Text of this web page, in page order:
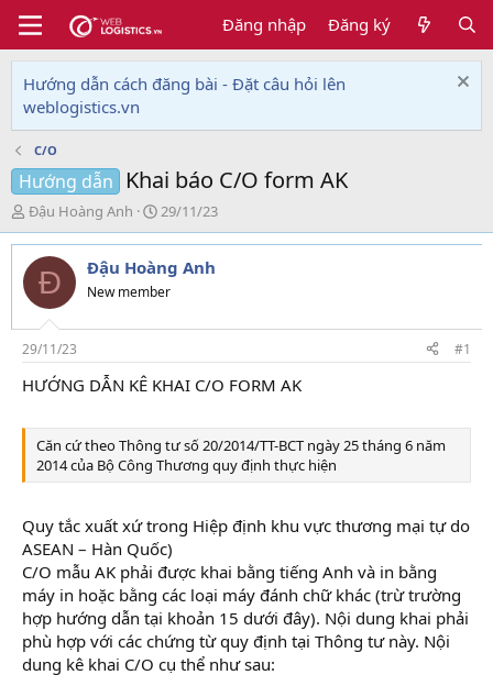
Đăng nhập Đăng ký
Hướng dẫn cách đăng bài - Đặt câu hỏi lên
weblogistics.vn
C/O
Hướng dẫn Khai báo C/O form AK
T
h
r
e
d
s
t
a
r
e
Đậu Hoàng Anh
N
g
à
y
g
i
29/11/23
Đ Đậu Hoàng Anh
New member
29/11/23 #1
HƯỚNG DẪN KÊ KHAI C/O FORM AK
Căn cứ theo Thông tư số 20/2014/TT-BCT ngày 25 tháng 6 năm
2014 của Bộ Công Thương quy định thực hiện
Quy tắc xuất xứ trong Hiệp định khu vực thương mại tự do
ASEAN – Hàn Quốc)
C/O mẫu AK phải được khai bằng tiếng Anh và in bằng
máy in hoặc bằng các loại máy đánh chữ khác (trừ trường
hợp hướng dẫn tại khoản 15 dưới đây). Nội dung khai phải
phù hợp với các chứng từ quy định tại Thông tư này. Nội
dung kê khai C/O cụ thể như sau: